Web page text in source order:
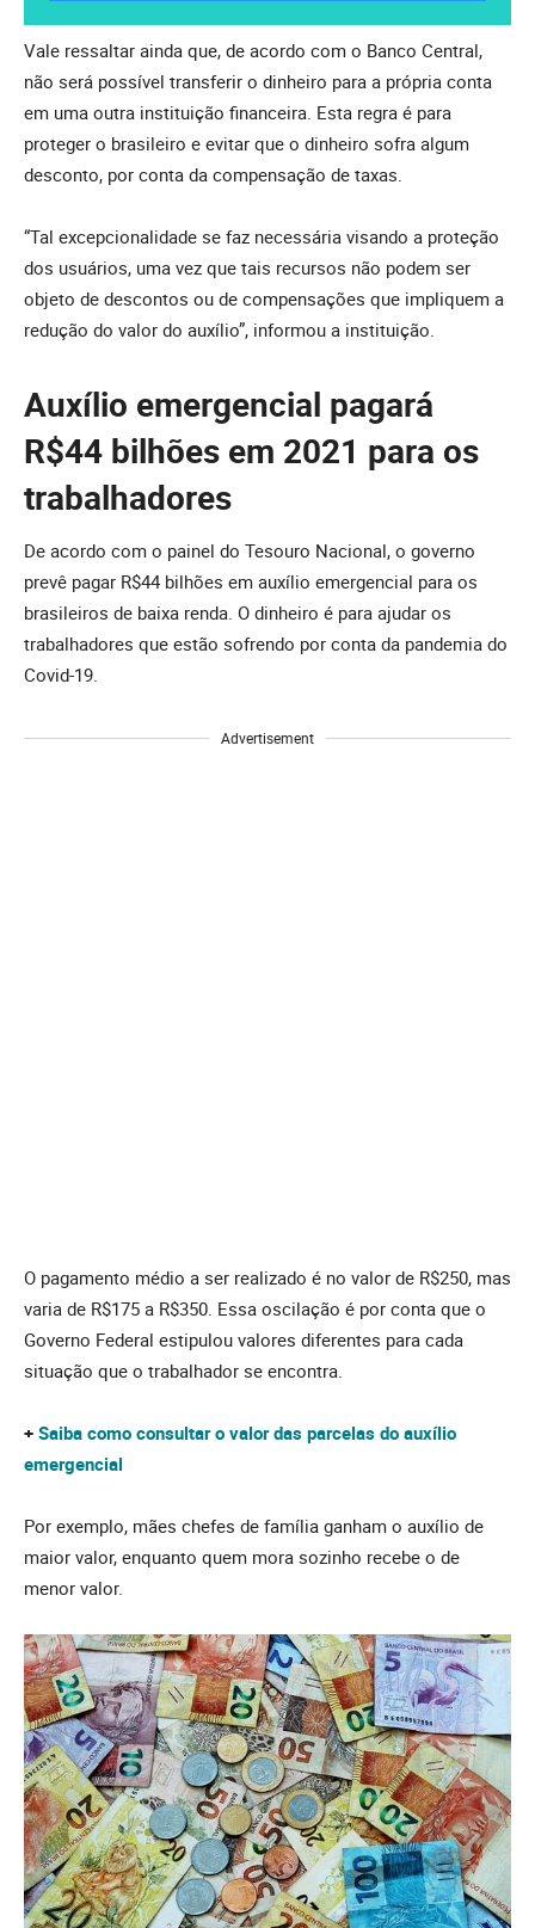
Vale ressaltar ainda que, de acordo com o Banco Central,
não será possível transferir o dinheiro para a própria conta
em uma outra instituição financeira. Esta regra é para
proteger o brasileiro e evitar que o dinheiro sofra algum
desconto, por conta da compensação de taxas.
“Tal excepcionalidade se faz necessária visando a proteção
dos usuários, uma vez que tais recursos não podem ser
objeto de descontos ou de compensações que impliquem a
redução do valor do auxílio”, informou a instituição.
Auxílio emergencial pagará
R$44 bilhões em 2021 para os
trabalhadores
De acordo com o painel do Tesouro Nacional, o governo
prevê pagar R$44 bilhões em auxílio emergencial para os
brasileiros de baixa renda. O dinheiro é para ajudar os
trabalhadores que estão sofrendo por conta da pandemia do
Covid-19.
Advertisement
O pagamento médio a ser realizado é no valor de R$250, mas
varia de R$175 a R$350. Essa oscilação é por conta que o
Governo Federal estipulou valores diferentes para cada
situação que o trabalhador se encontra.
+ Saiba como consultar o valor das parcelas do auxílio
emergencial
Por exemplo, mães chefes de família ganham o auxílio de
maior valor, enquanto quem mora sozinho recebe o de
menor valor.